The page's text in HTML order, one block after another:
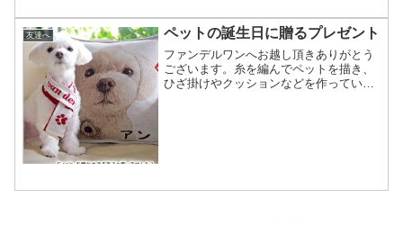
時に助けてくれる友達はあ...
友達へ ペットの誕生日に贈るプレゼント
ファンデルワンへお越し頂きありがとう
ございます。糸を編んでペットを描き、
ひざ掛けやクッションなどを作っていま